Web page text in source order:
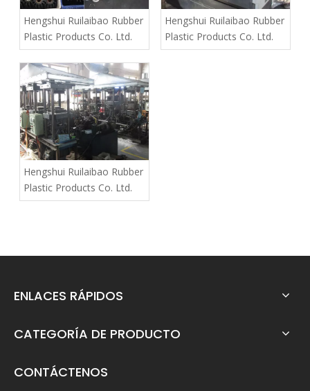
Hengshui Ruilaibao Rubber
Plastic Products Co. Ltd.
Hengshui Ruilaibao Rubber
Plastic Products Co. Ltd.
Hengshui Ruilaibao Rubber
Plastic Products Co. Ltd.
ENLACES RÁPIDOS
CATEGORÍA DE PRODUCTO
CONTÁCTENOS